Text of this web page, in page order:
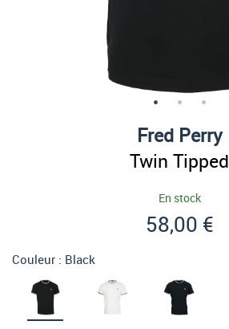
Fred Perry
Twin Tipped
En stock
58,00 €
Couleur : Black